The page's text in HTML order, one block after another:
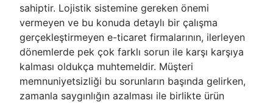
sahiptir. Lojistik sistemine gereken önemi
vermeyen ve bu konuda detaylı bir çalışma
gerçekleştirmeyen e-ticaret firmalarının, ilerleyen
dönemlerde pek çok farklı sorun ile karşı karşıya
kalması oldukça muhtemeldir. Müşteri
memnuniyetsizliği bu sorunların başında gelirken,
zamanla saygınlığın azalması ile birlikte ürün